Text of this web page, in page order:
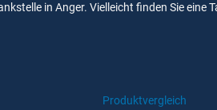
in Anger. Vielleicht finden Sie eine
Produktvergleich